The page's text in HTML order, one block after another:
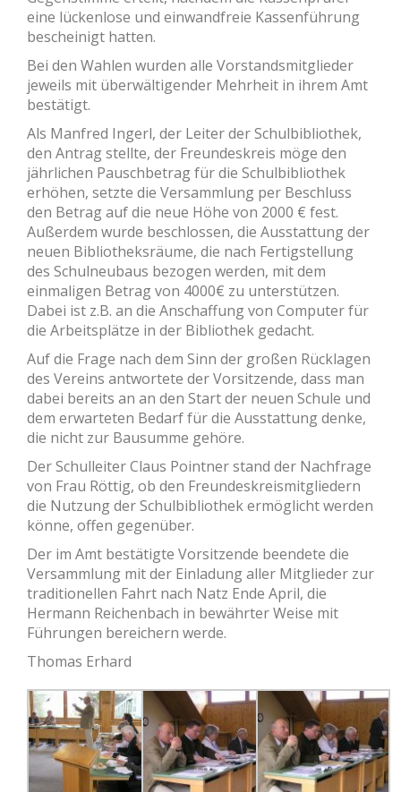
eine lückenlose und einwandfreie Kassenführung
bescheinigt hatten.
Bei den Wahlen wurden alle Vorstandsmitglieder
jeweils mit überwältigender Mehrheit in ihrem Amt
bestätigt.
Als Manfred Ingerl, der Leiter der Schulbibliothek,
den Antrag stellte, der Freundeskreis möge den
jährlichen Pauschbetrag für die Schulbibliothek
erhöhen, setzte die Versammlung per Beschluss
den Betrag auf die neue Höhe von 2000 € fest.
Außerdem wurde beschlossen, die Ausstattung der
neuen Bibliotheksräume, die nach Fertigstellung
des Schulneubaus bezogen werden, mit dem
einmaligen Betrag von 4000€ zu unterstützen.
Dabei ist z.B. an die Anschaffung von Computer für
die Arbeitsplätze in der Bibliothek gedacht.
Auf die Frage nach dem Sinn der großen Rücklagen
des Vereins antwortete der Vorsitzende, dass man
dabei bereits an an den Start der neuen Schule und
dem erwarteten Bedarf für die Ausstattung denke,
die nicht zur Bausumme gehöre.
Der Schulleiter Claus Pointner stand der Nachfrage
von Frau Röttig, ob den Freundeskreismitgliedern
die Nutzung der Schulbibliothek ermöglicht werden
könne, offen gegenüber.
Der im Amt bestätigte Vorsitzende beendete die
Versammlung mit der Einladung aller Mitglieder zur
traditionellen Fahrt nach Natz Ende April, die
Hermann Reichenbach in bewährter Weise mit
Führungen bereichern werde.
Thomas Erhard